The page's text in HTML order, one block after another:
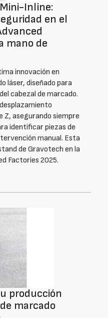
Inline:
en el
mano de
innovación en
láser, diseñado para
cabezal de marcado.
Z, asegurando siempre
identificar piezas de
manual. Esta
de Gravotech en la
Factories 2025.
producción
marcado